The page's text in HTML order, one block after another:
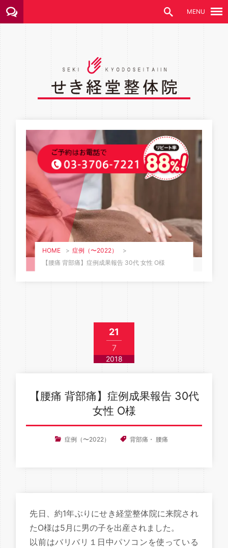
HOME > 症例（〜2022）
>
【腰痛 背部痛】症例成果報告 30代 女性 O様
21
7
2018
【腰痛 背部痛】症例成果報告 30代
女性 O様
症例（〜2022） 背部痛 ・ 腰痛
先日、約1年ぶりにせき経堂整体院に来院され
たO様は5月に男の子を出産されました。
以前はバリバリ１日中パソコンを使っている